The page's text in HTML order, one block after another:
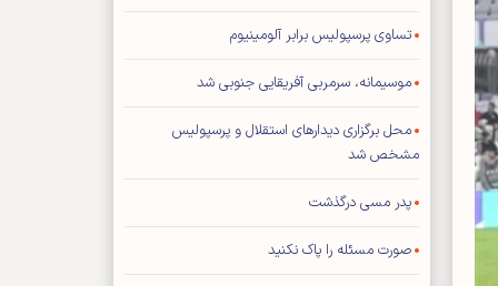
تساوی پرسپولیس برابر آلومینیوم
موسیمانه، سرمربی آفریقایی جنوبی شد
محل برگزاری دیدار‌های استقلال و پرسپولیس
مشخص شد
پدر مسی درگذشت
صورت مسئله را پاک نکنید